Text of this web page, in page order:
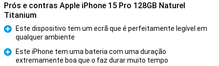
Prós e contras Apple iPhone 15 Pro 128GB Naturel
Titanium
Prós
Este dispositivo tem um ecrã que é perfeitamente legível em
qualquer ambiente
Prós
Este iPhone tem uma bateria com uma duração
extremamente boa que o faz durar muito tempo